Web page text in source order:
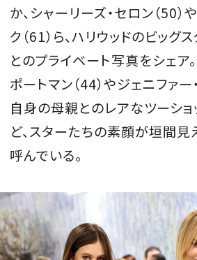
FOLLOW US
MAGAZINE
SPUR 2026 JULY
か、シャーリーズ・セロン（50）
ク（61）ら、ハリウッドのビッグ
とのプライベート写真をシェア。
ポートマン（44）やジェニファー
自身の母親とのレアなツーシ
ど、スターたちの素顔が垣間
呼んでいる。